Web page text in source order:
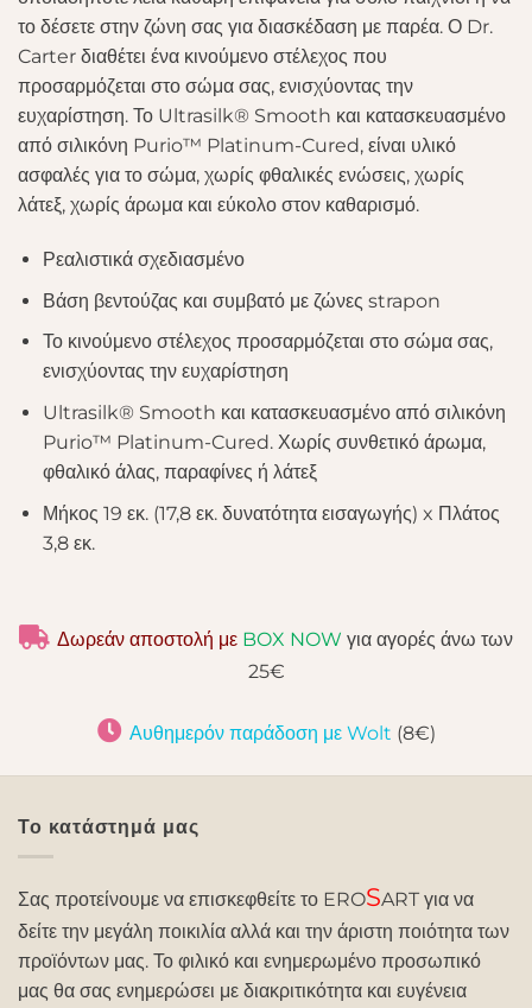
το δέσετε στην ζώνη σας για διασκέδαση με παρέα. Ο Dr.
Carter διαθέτει ένα κινούμενο στέλεχος που
προσαρμόζεται στο σώμα σας, ενισχύοντας την
ευχαρίστηση. Το Ultrasilk® Smooth και κατασκευασμένο
από σιλικόνη Purio™ Platinum-Cured, είναι υλικό
ασφαλές για το σώμα, χωρίς φθαλικές ενώσεις, χωρίς
λάτεξ, χωρίς άρωμα και εύκολο στον καθαρισμό.
Ρεαλιστικά σχεδιασμένο
Βάση βεντούζας και συμβατό με ζώνες strapon
Το κινούμενο στέλεχος προσαρμόζεται στο σώμα σας,
ενισχύοντας την ευχαρίστηση
Ultrasilk® Smooth και κατασκευασμένο από σιλικόνη
Purio™ Platinum-Cured. Χωρίς συνθετικό άρωμα,
φθαλικό άλας, παραφίνες ή λάτεξ
Μήκος 19 εκ. (17,8 εκ. δυνατότητα εισαγωγής) x Πλάτος
3,8 εκ.
Δωρεάν αποστολή με BOX NOW για αγορές άνω των
25€
Αυθημερόν παράδοση με Wolt (8€)
Το κατάστημά μας
Σας προτείνουμε να επισκεφθείτε το EROSART για να
δείτε την μεγάλη ποικιλία αλλά και την άριστη ποιότητα των
προϊόντων μας. Το φιλικό και ενημερωμένο προσωπικό
μας θα σας ενημερώσει με διακριτικότητα και ευγένεια